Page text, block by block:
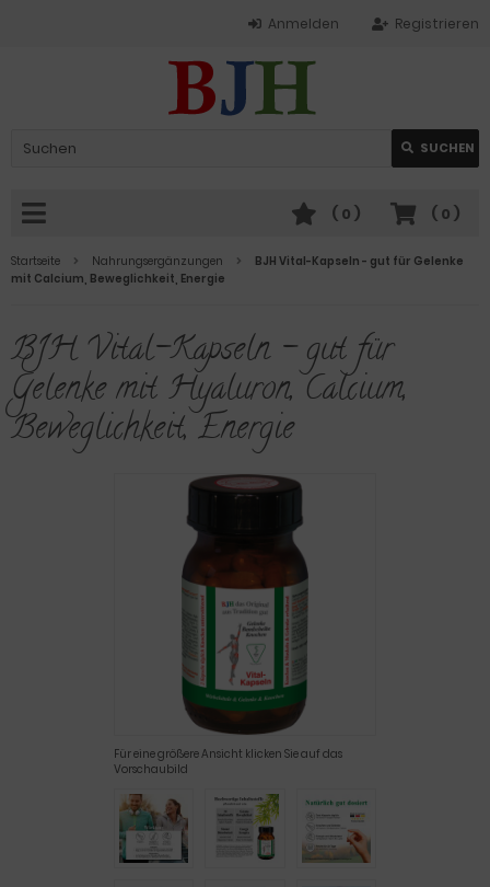
Registrieren
Anmelden
SUCHEN
( 0 )
( 0 )
Startseite Nahrungsergänzungen
BJH Vital-Kapseln - gut für Gelenke
mit Calcium, Beweglichkeit, Energie
BJH Vital-Kapseln - gut für
Gelenke mit Hyaluron, Calcium,
Beweglichkeit, Energie
Für eine größere Ansicht klicken Sie auf das
Vorschaubild